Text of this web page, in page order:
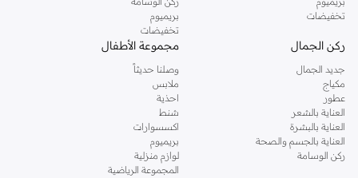
تخفيضات
بريميوم
تخفيضات
ركن الجمال
جديد الجمال
مكياج
عطور
العناية بالشعر
العناية بالبشرة
العناية بالجسم والصحة
ركن الوسامة
مجموعة الأطفال
وصلنا حديثاً
ملابس
احذية
شنط
اكسسوارات
بريميوم
لوازم منزلية
المجموعة الرياضية